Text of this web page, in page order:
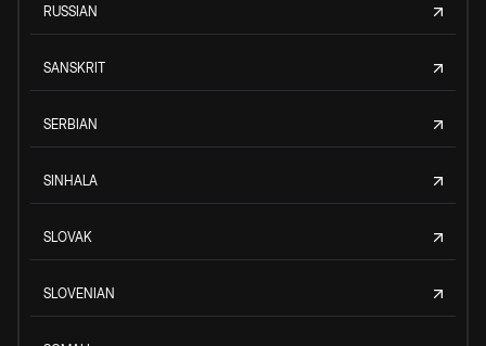
RUSSIAN
SANSKRIT
SERBIAN
SINHALA
SLOVAK
SLOVENIAN